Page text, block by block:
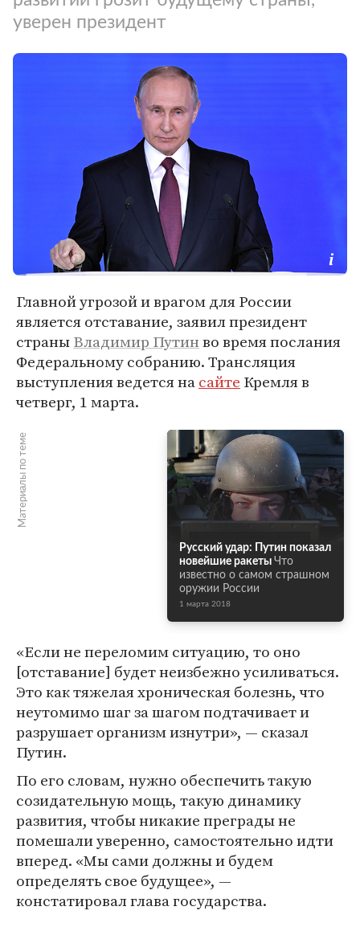
уверен президент
Главной угрозой и врагом для России
является отставание, заявил президент
страныВладимир Путинво время послания
Федеральному собранию. Трансляция
выступления ведется насайте Кремля в
четверг, 1 марта.
Материалы по теме
Русский удар: Путин показал
новейшие ракеты Что
известно о самом страшном
оружии России
1 марта 2018
«Если не переломим ситуацию, то оно
[отставание] будет неизбежно усиливаться.
Это как тяжелая хроническая болезнь, что
неутомимо шаг за шагом подтачивает и
разрушает организм изнутри», — сказал
Путин.
По его словам, нужно обеспечить такую
созидательную мощь, такую динамику
развития, чтобы никакие преграды не
помешали уверенно, самостоятельно идти
вперед. «Мы сами должны и будем
определять свое будущее», —
констатировал глава государства.